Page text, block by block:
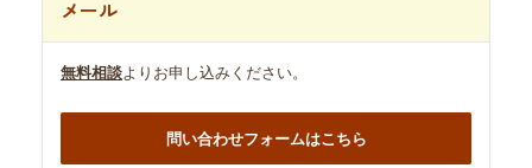
メール
無料相談よりお申し込みください。
問い合わせフォームはこちら